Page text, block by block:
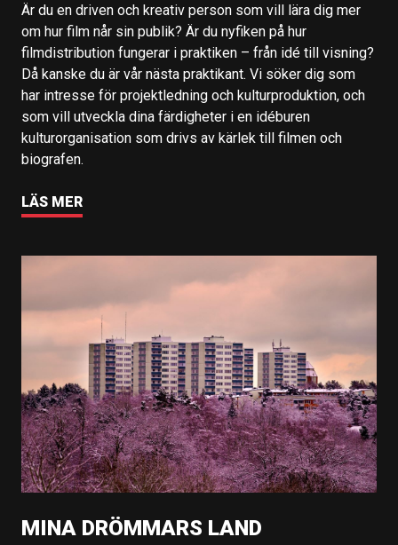
Är du en driven och kreativ person som vill lära dig mer
om hur film når sin publik? Är du nyfiken på hur
filmdistribution fungerar i praktiken – från idé till visning?
Då kanske du är vår nästa praktikant. Vi söker dig som
har intresse för projektledning och kulturproduktion, och
som vill utveckla dina färdigheter i en idéburen
kulturorganisation som drivs av kärlek till filmen och
biografen.
LÄS MER
MINA DRÖMMARS LAND